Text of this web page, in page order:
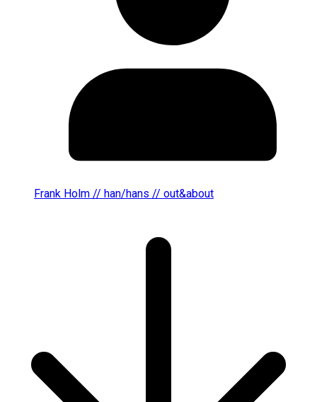
Frank Holm // han/hans // out&about